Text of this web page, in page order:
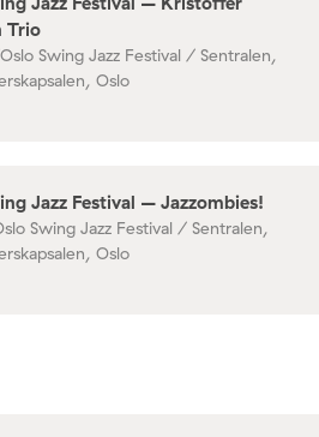
Trio
Oslo Swing Jazz Festival / Sentralen,
Oslo
Jazz Festival – Jazzombies!
Swing Jazz Festival / Sentralen,
Oslo